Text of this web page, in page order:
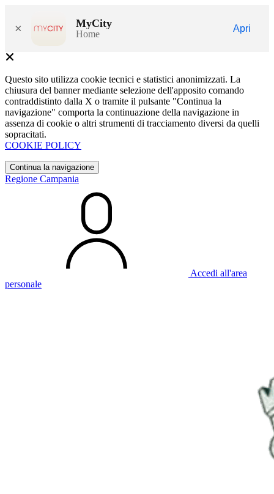
× MyCity
Home
Apri
Questo sito utilizza cookie tecnici e statistici anonimizzati. La
chiusura del banner mediante selezione dell'apposito comando
contraddistinto dalla X o tramite il pulsante "Continua la
navigazione" comporta la continuazione della navigazione in
assenza di cookie o altri strumenti di tracciamento diversi da quelli
sopracitati.
COOKIE POLICY
Continua la navigazione
Regione Campania
Accedi all'area
personale